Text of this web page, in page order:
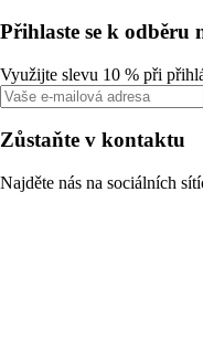
Přihlaste se k odběru
Využijte slevu 10 % při
Zůstaňte v kontaktu
Najděte nás na sociálních